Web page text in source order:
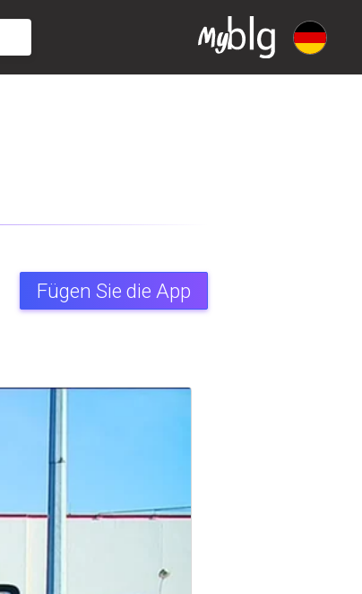
Fügen Sie die App